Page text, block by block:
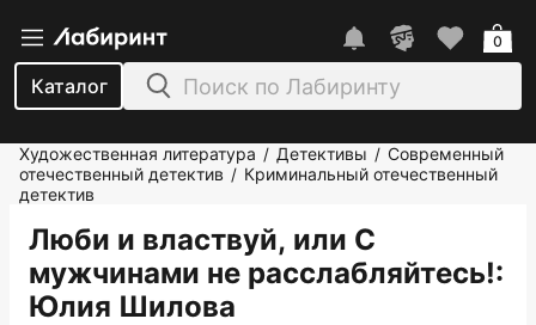
Каталог
0
Художественная литература / Детективы / Современный
отечественный детектив / Криминальный отечественный
детектив
Люби и властвуй, или С
мужчинами не расслабляйтесь!:
Юлия Шилова